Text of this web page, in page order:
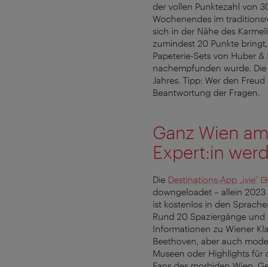
der vollen Punktezahl von
Wochenendes im
sich in der Nähe des
zumindest 20 Punkte
Papeterie-Sets von Huber
nachempfunden wurde.
Jahres. Tipp: Wer den
Beantwortung der Fragen.
Ganz Wien
Expert:in
Die Destinations-App „ivie“
downgeloadet – allein
ist kostenlos in den
Rund 20 Spaziergänge und
Informationen zu Wiener
Beethoven, aber auch
Museen oder Highlights für